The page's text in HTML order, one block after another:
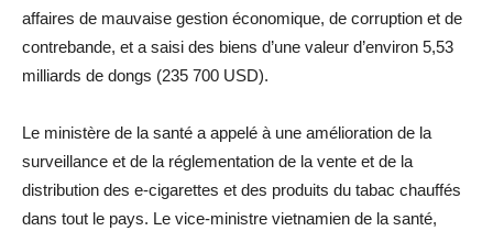
affaires de mauvaise gestion économique, de corruption et de
contrebande, et a saisi des biens d’une valeur d’environ 5,53
milliards de dongs (235 700 USD).
Le ministère de la santé a appelé à une amélioration de la
surveillance et de la réglementation de la vente et de la
distribution des e-cigarettes et des produits du tabac chauffés
dans tout le pays. Le vice-ministre vietnamien de la santé,